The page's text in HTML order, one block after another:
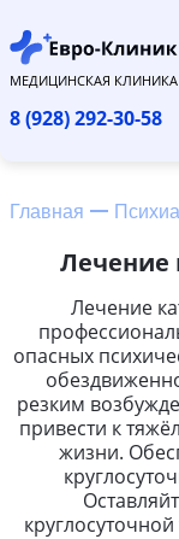
МЕДИЦИНСКАЯ КЛИНИКА
8 (928) 292-30-58
Главная
Лечение
Лечение
опасных
резким
привести к
жизни.